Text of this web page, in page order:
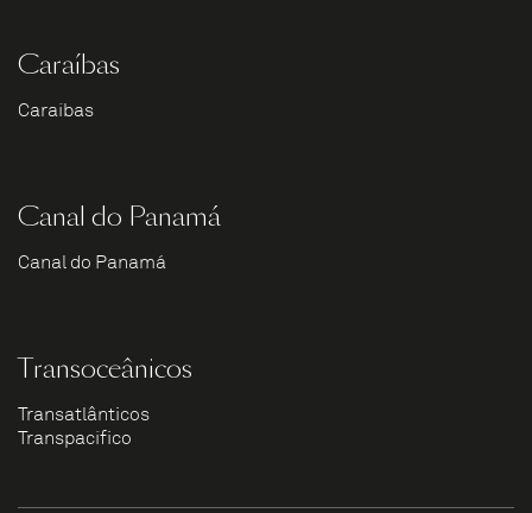
Caraíbas
Caraíbas
Canal do Panamá
Canal do Panamá
Transoceânicos
Transatlânticos
Transpacífico